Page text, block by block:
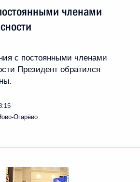
членами
с постоянными членами
Президент обратился
Огарёво